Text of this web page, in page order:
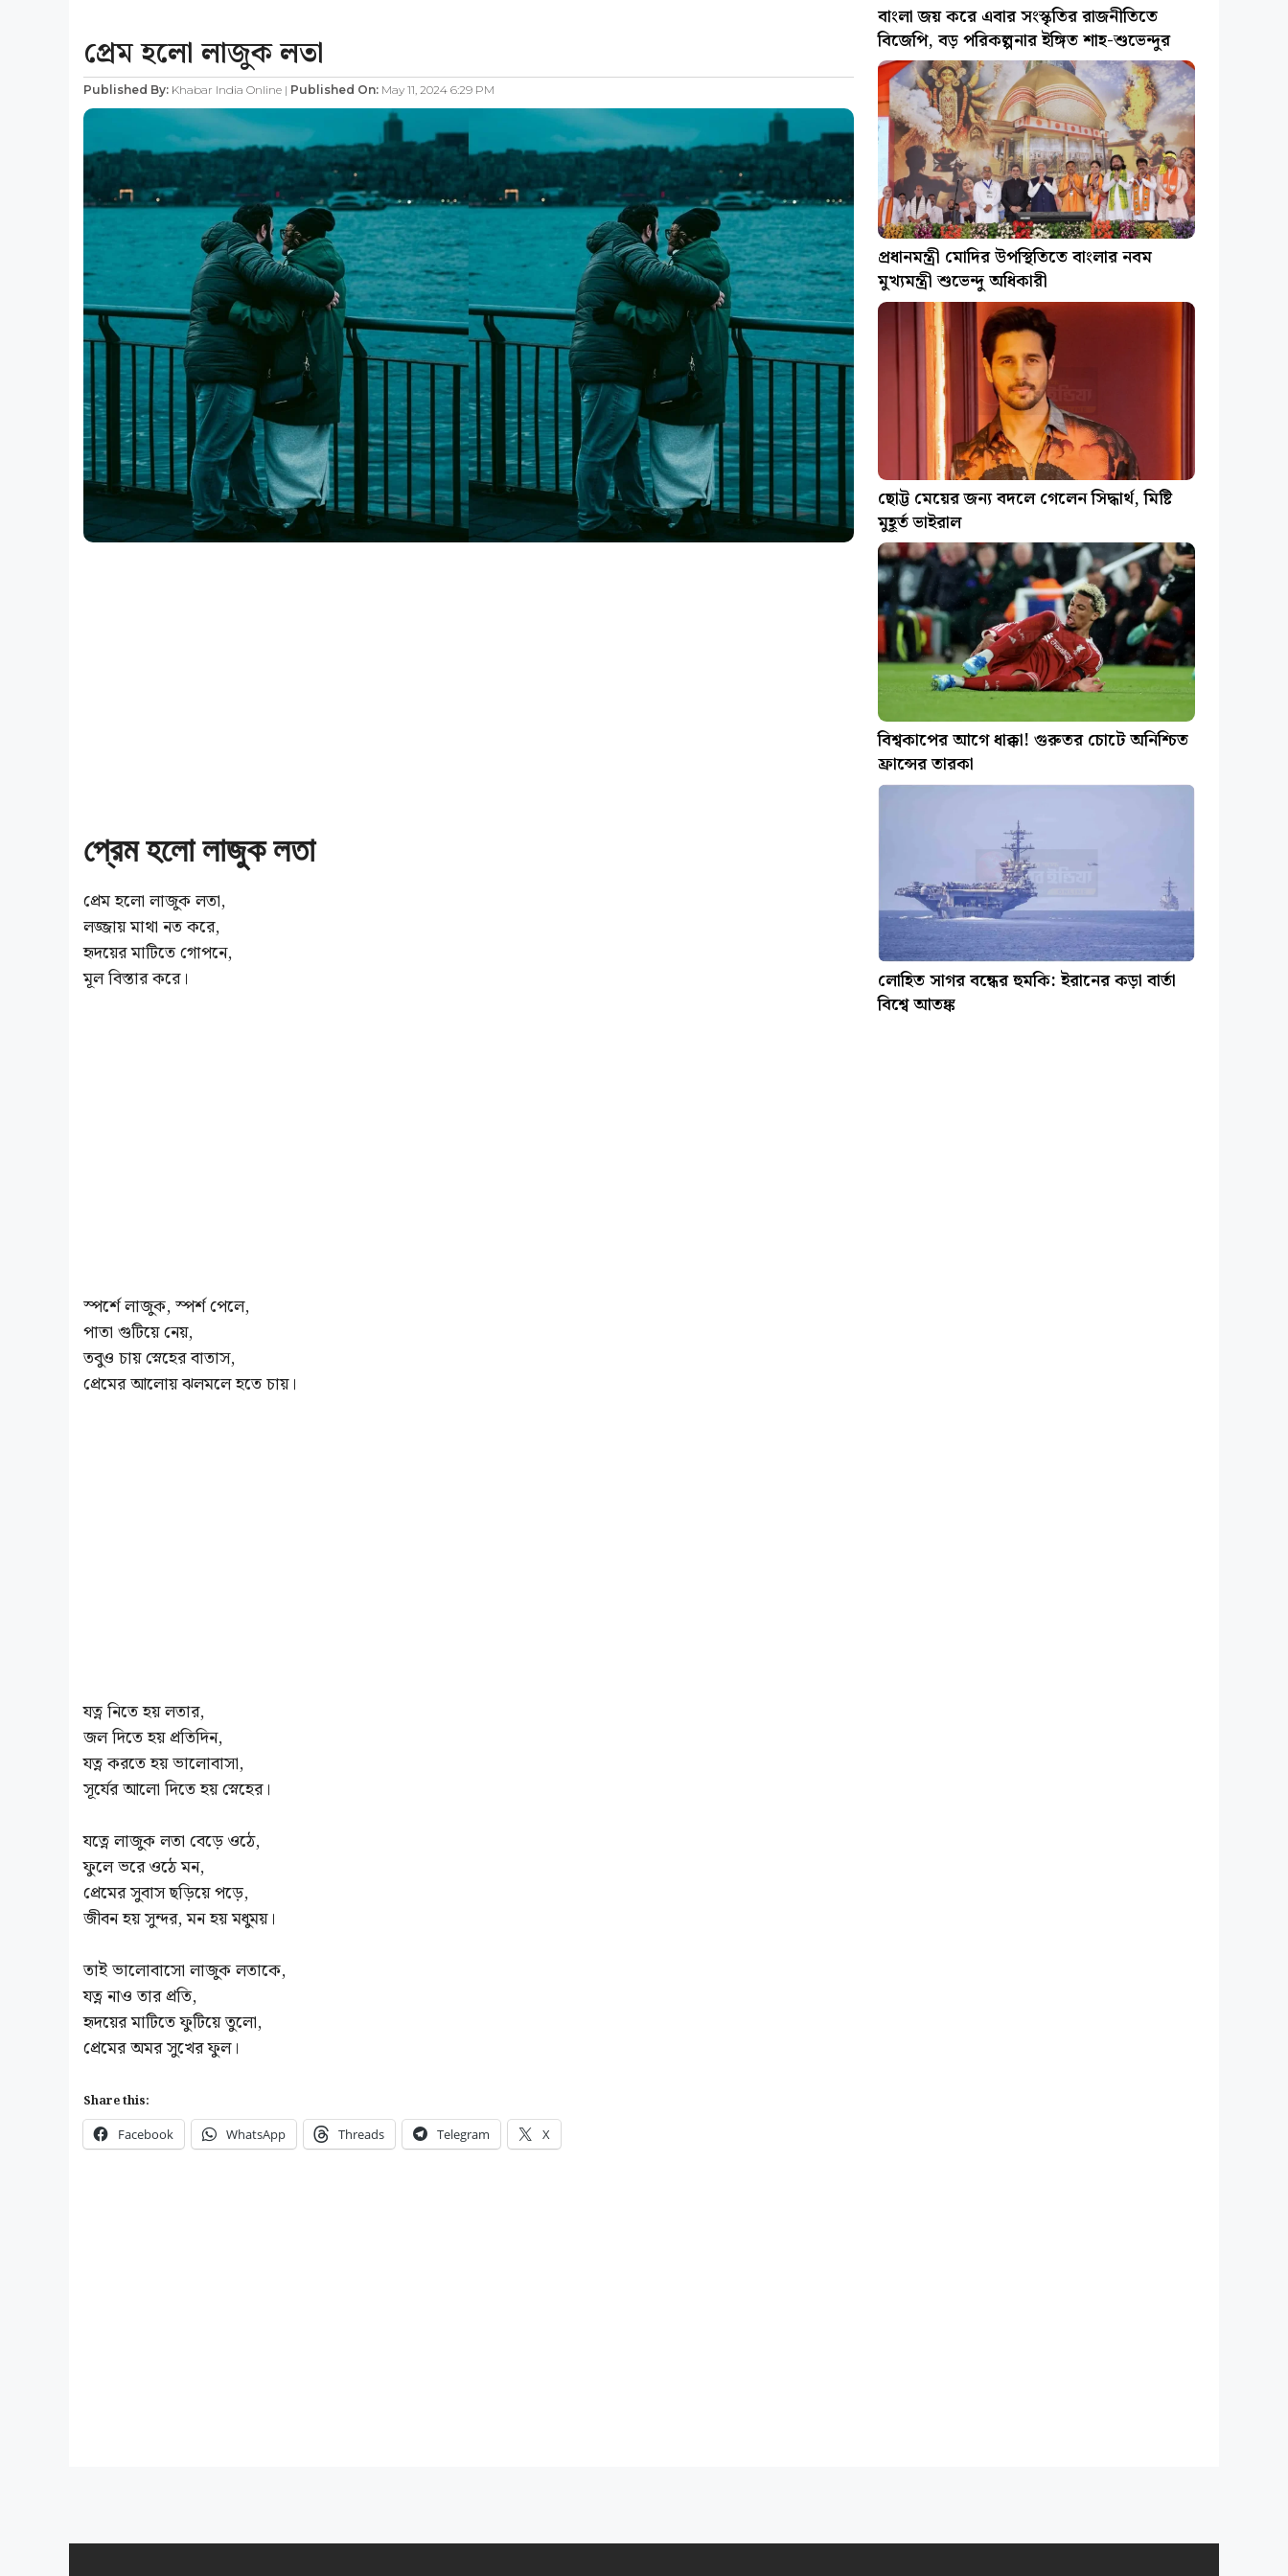
প্রেম হলো লাজুক লতা
Published By: Khabar India Online | Published On: May 11, 2024 6:29 PM
প্রেম হলো লাজুক লতা
প্রেম হলো লাজুক লতা,
লজ্জায় মাথা নত করে,
হৃদয়ের মাটিতে গোপনে,
মূল বিস্তার করে।
স্পর্শে লাজুক, স্পর্শ পেলে,
পাতা গুটিয়ে নেয়,
তবুও চায় স্নেহের বাতাস,
প্রেমের আলোয় ঝলমলে হতে চায়।
যত্ন নিতে হয় লতার,
জল দিতে হয় প্রতিদিন,
যত্ন করতে হয় ভালোবাসা,
সূর্যের আলো দিতে হয় স্নেহের।
যত্নে লাজুক লতা বেড়ে ওঠে,
ফুলে ভরে ওঠে মন,
প্রেমের সুবাস ছড়িয়ে পড়ে,
জীবন হয় সুন্দর, মন হয় মধুময়।
তাই ভালোবাসো লাজুক লতাকে,
যত্ন নাও তার প্রতি,
হৃদয়ের মাটিতে ফুটিয়ে তুলো,
প্রেমের অমর সুখের ফুল।
Share this:
Facebook WhatsApp Threads Telegram X
বাংলা জয় করে এবার সংস্কৃতির রাজনীতিতে
বিজেপি, বড় পরিকল্পনার ইঙ্গিত শাহ-শুভেন্দুর
প্রধানমন্ত্রী মোদির উপস্থিতিতে বাংলার নবম
মুখ্যমন্ত্রী শুভেন্দু অধিকারী
ছোট্ট মেয়ের জন্য বদলে গেলেন সিদ্ধার্থ, মিষ্টি
মুহূর্ত ভাইরাল
বিশ্বকাপের আগে ধাক্কা! গুরুতর চোটে অনিশ্চিত
ফ্রান্সের তারকা
লোহিত সাগর বন্ধের হুমকি: ইরানের কড়া বার্তা
বিশ্বে আতঙ্ক